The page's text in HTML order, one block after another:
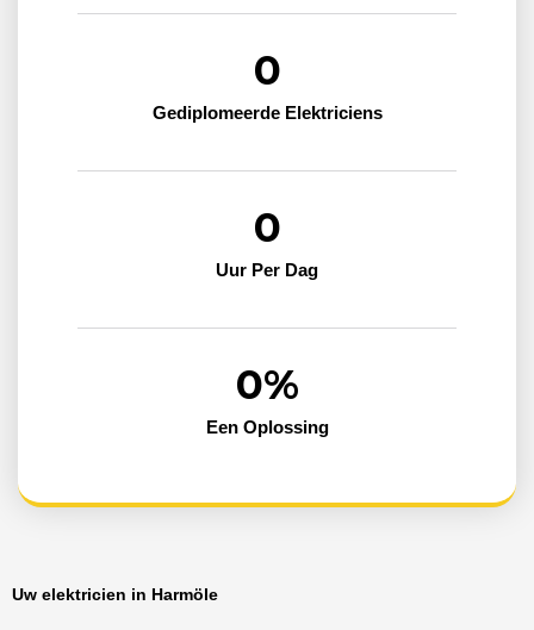
Gediplomeerde Elektriciens
0
Uur Per Dag
0
Een Oplossing
0%
Uw elektricien in Harmöle